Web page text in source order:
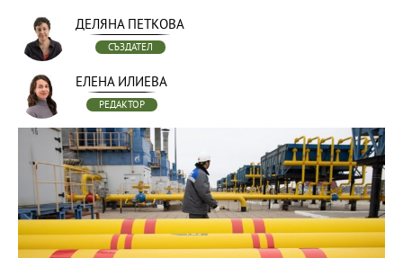
ДЕЛЯНА ПЕТКОВА
СЪЗДАТЕЛ
ЕЛЕНА ИЛИЕВА
РЕДАКТОР